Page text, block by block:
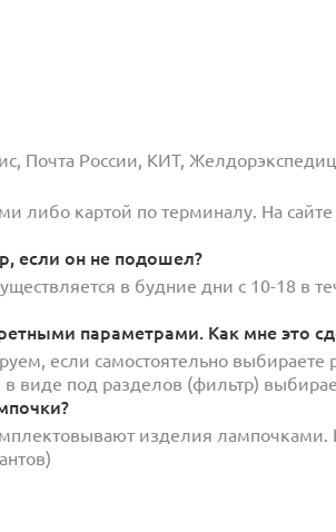
Почта России, КИТ,
либо картой по терминалу. На
если он не подошел?
в будние дни с 10-18 в
параметрами. Как мне это
если самостоятельно выбираете
в виде под разделов (фильтр)
изделия